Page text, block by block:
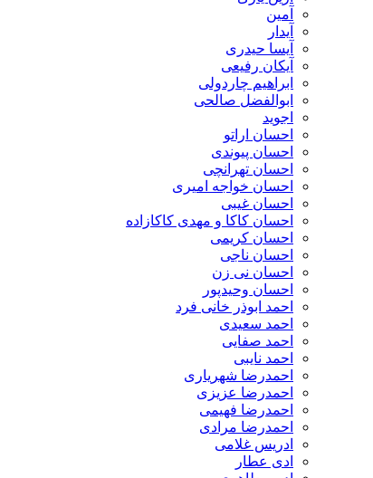
آمین
آیدار
آیسا حیدری
آیکان رفیعی
ابراهیم چاردولی
ابوالفضل صالحی
اجوید
احسان اراتو
احسان پیوندی
احسان تهرانچی
احسان خواجه امیری
احسان غیبی
احسان کاکا و مهدی کاکازاده
احسان کریمی
احسان ناجی
احسان نی زن
احسان وحیدپور
احمد ابوذر خانی فرد
احمد سعیدی
احمد صفایی
احمد نایبی
احمدرضا شهریاری
احمدرضا عزیزی
احمدرضا فهیمی
احمدرضا مرادی
ادریس غلامی
ادی عطار